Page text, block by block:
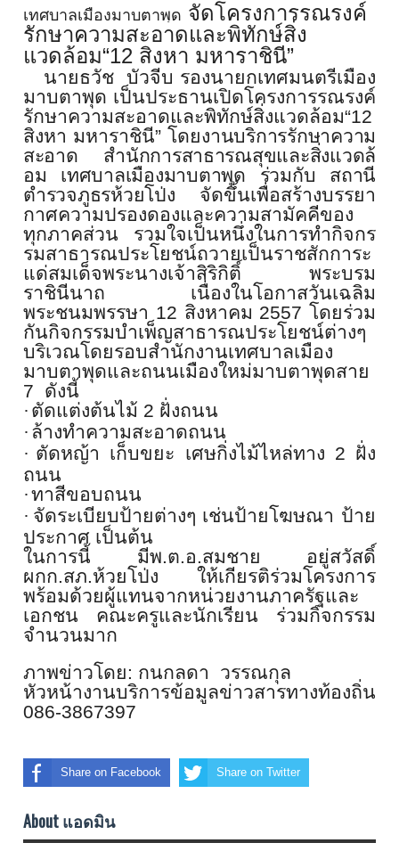
เทศบาลเมืองมาบตาพุด จัดโครงการรณรงค์
รักษาความสะอาดและพิทักษ์สิ่ง
แวดล้อม“12 สิงหา มหาราชินี”
นายธวัช บัวจีบ รองนายกเทศมนตรีเมือง
มาบตาพุด เป็นประธานเปิดโครงการรณรงค์
รักษาความสะอาดและพิทักษ์สิ่งแวดล้อม“12
สิงหา มหาราชินี” โดยงานบริการรักษาความ
สะอาด สำนักการสาธารณสุขและสิ่งแวดล้
อม เทศบาลเมืองมาบตาพุด ร่วมกับ สถานี
ตำรวจภูธรห้วยโป่ง จัดขึ้นเพื่อสร้างบรรยา
กาศความปรองดองและความสามัคคีของ
ทุกภาคส่วน รวมใจเป็นหนึ่งในการทำกิจกร
รมสาธารณประโยชน์ถวายเป็นราชสักการะ
แด่สมเด็จพระนางเจ้าสิริกิติ์ พระบรม
ราชินีนาถ เนื่องในโอกาสวันเฉลิม
พระชนมพรรษา 12 สิงหาคม 2557 โดยร่วม
กันกิจกรรมบำเพ็ญสาธารณประโยชน์ต่างๆ
บริเวณโดยรอบสำนักงานเทศบาลเมือง
มาบตาพุดและถนนเมืองใหม่มาบตาพุดสาย
7 ดังนี้
· ตัดแต่งต้นไม้ 2 ฝั่งถนน
· ล้างทำความสะอาดถนน
· ตัดหญ้า เก็บขยะ เศษกิ่งไม้ไหล่ทาง 2 ฝั่ง
ถนน
·ทาสีขอบถนน
· จัดระเบียบป้ายต่างๆ เช่นป้ายโฆษณา ป้าย
ประกาศ เป็นต้น
ในการนี้ มีพ.ต.อ.สมชาย อยู่สวัสดิ์
ผกก.สภ.ห้วยโป่ง ให้เกียรติร่วมโครงการ
พร้อมด้วยผู้แทนจากหน่วยงานภาครัฐและ
เอกชน คณะครูและนักเรียน ร่วมกิจกรรม
จำนวนมาก
ภาพข่าวโดย: กนกลดา วรรณกุล
หัวหน้างานบริการข้อมูลข่าวสารทางท้องถิ่น
086-3867397
Share on Facebook Share on Twitter
About แอดมิน